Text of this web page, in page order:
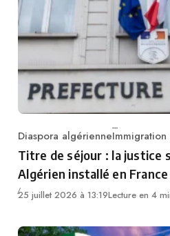
Category
Diaspora algérienneImmigration
Titre de séjour : la justice
Algérien installé en
25 juillet 2026 à 13:19Lecture en 4